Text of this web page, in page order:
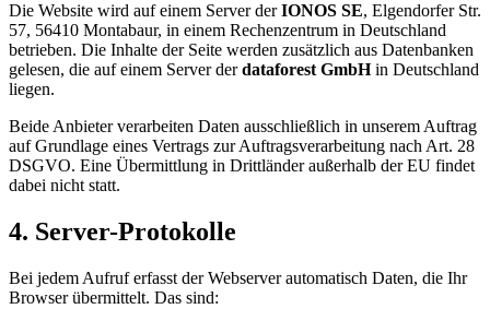
Die Website wird auf einem Server derIONOS SE, Elgendorfer Str.
57, 56410 Montabaur, in einem Rechenzentrum in Deutschland
betrieben. Die Inhalte der Seite werden zusätzlich aus Datenbanken
gelesen, die auf einem Server derdataforest GmbHin Deutschland
liegen.
Beide Anbieter verarbeiten Daten ausschließlich in unserem Auftrag
auf Grundlage eines Vertrags zur Auftragsverarbeitung nach Art. 28
DSGVO. Eine Übermittlung in Drittländer außerhalb der EU findet
dabei nicht statt.
4. Server-Protokolle
Bei jedem Aufruf erfasst der Webserver automatisch Daten, die Ihr
Browser übermittelt. Das sind: